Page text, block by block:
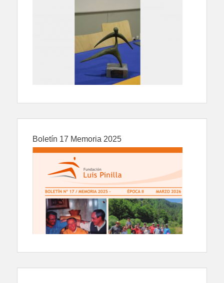
Boletín 17 Memoria 2025